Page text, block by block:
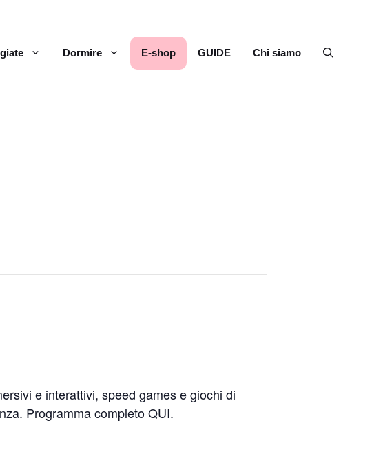
Dormire E-shop GUIDE Chi siamo
e interattivi, speed games e giochi di
Programma completoQUI.